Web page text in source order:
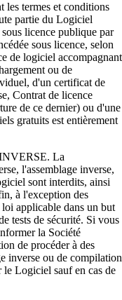
termes et conditions
partie du Logiciel
licence publique par
sous licence, selon
de logiciel accompagnant
ou de
d'un certificat de
Contrat de licence
de ce dernier) ou d'une
gratuits est entièrement
La
l'assemblage inverse,
sont interdits, ainsi
à l'exception des
loi applicable dans un but
tests de sécurité. Si vous
la Société
de procéder à des
inverse ou de compilation
le Logiciel sauf en cas de